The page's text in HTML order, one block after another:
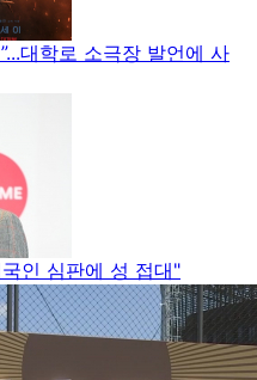
대학로 소극장 발언에 사
인 심판에 성 접대"